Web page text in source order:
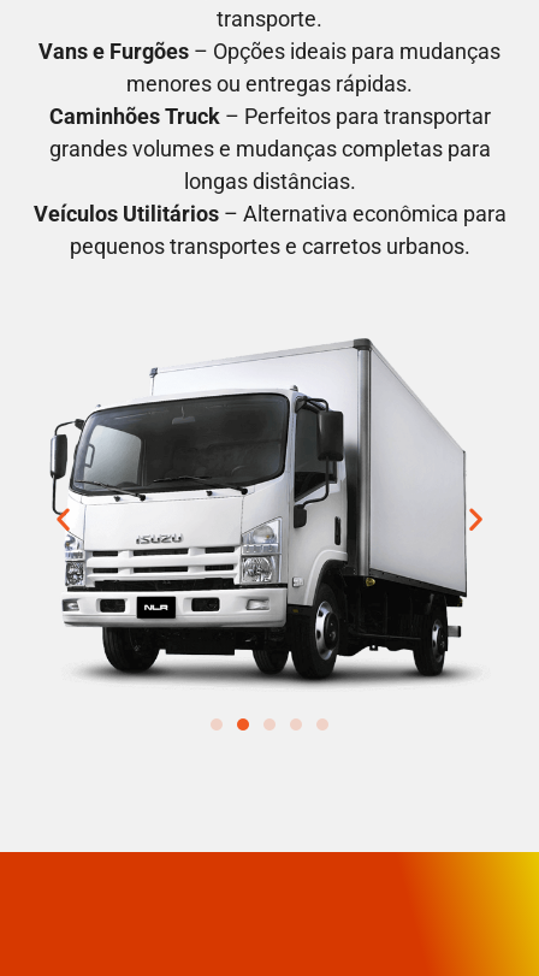
transporte.
Vans e Furgões – Opções ideais para mudanças
menores ou entregas rápidas.
Caminhões Truck– Perfeitos para transportar
grandes volumes e mudanças completas para
longas distâncias.
Veículos Utilitários– Alternativa econômica para
pequenos transportes e carretos urbanos.